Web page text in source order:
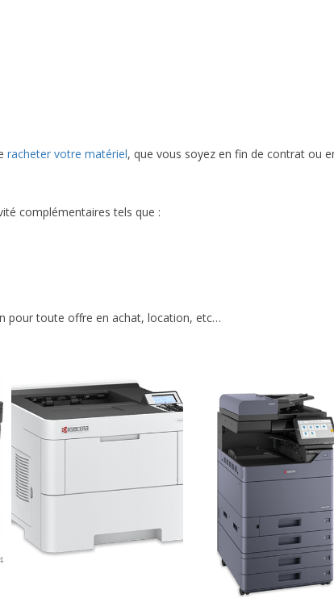
racheter votre matériel, que vous soyez en fin de contrat ou
complémentaires tels que :
pour toute offre en achat, location, etc…